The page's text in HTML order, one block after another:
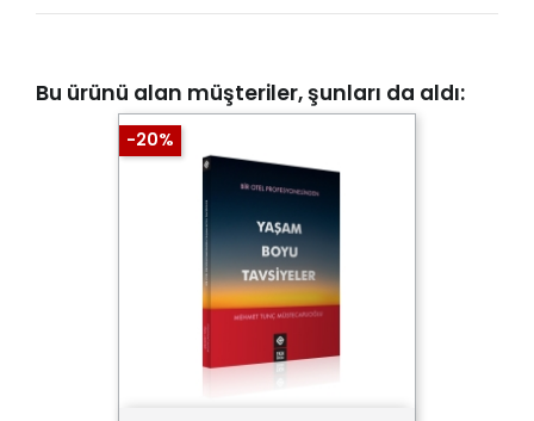
Bu ürünü alan müşteriler, şunları da aldı:
-20%